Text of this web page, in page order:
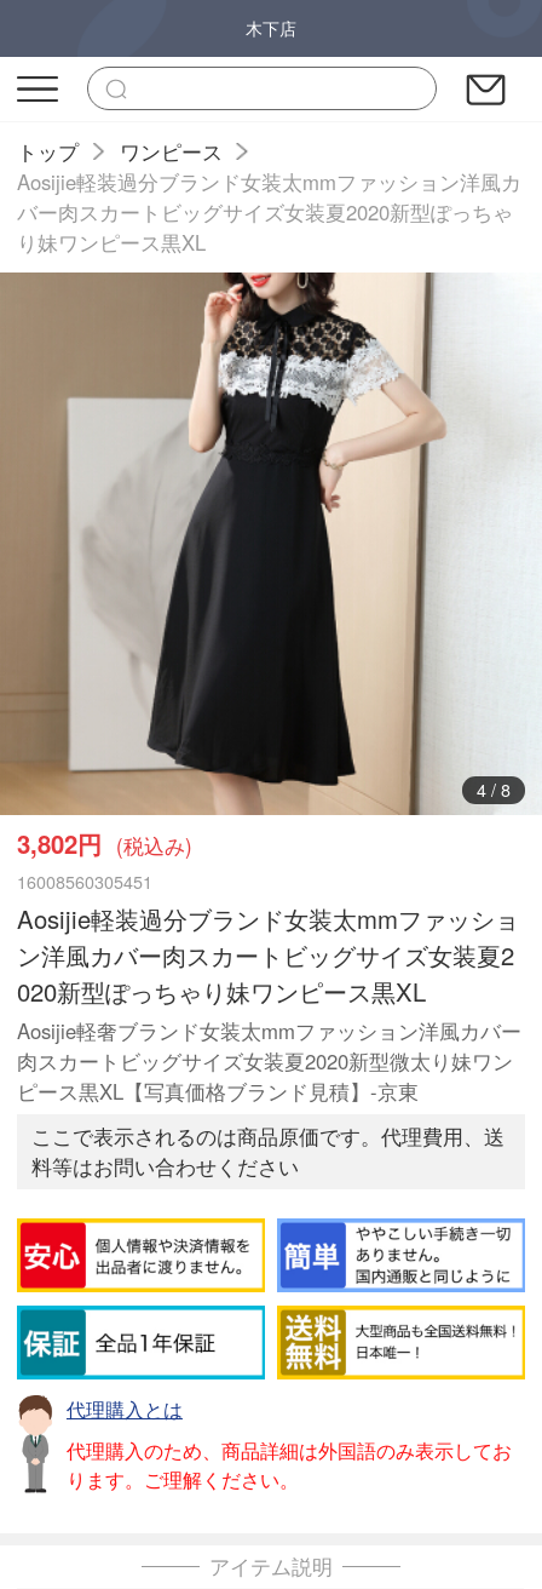
木下店
トップ
ワンピース
Aosijie軽装過分ブランド女装太mmファッション洋風カ
バー肉スカートビッグサイズ女装夏2020新型ぽっちゃ
り妹ワンピース黒XL
5/ 8
3,802円 (税込み)
16008560305451
Aosijie軽装過分ブランド女装太mmファッショ
ン洋風カバー肉スカートビッグサイズ女装夏2
020新型ぽっちゃり妹ワンピース黒XL
Aosijie軽奢ブランド女装太mmファッション洋風カバー
肉スカートビッグサイズ女装夏2020新型微太り妹ワン
ピース黒XL【写真価格ブランド見積】-京東
ここで表示されるのは商品原価です。代理費用、送
料等はお問い合わせください
代理購入とは
代理購入のため、商品詳細は外国語のみ表示してお
ります。ご理解ください。
アイテム説明